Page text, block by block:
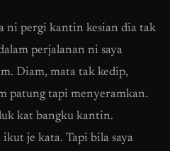
ni pergi kantin kesian dia tak
perjalanan ni saya
Diam, mata tak kedip,
patung tapi menyeramkan.
kat bangku kantin.
je kata. Tapi bila saya